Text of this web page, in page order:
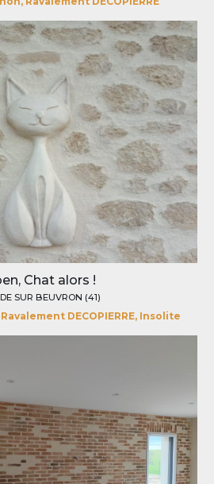
Chat alors !
SUR BEUVRON (41)
DECOPIERRE, Insolite